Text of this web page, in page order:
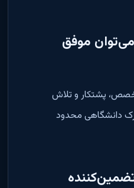
موفق
پشتکار و تلاش
دانشگاهی محدود